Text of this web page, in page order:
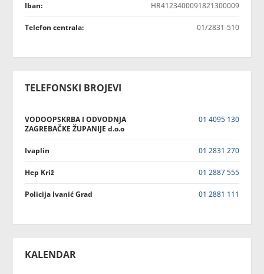
Iban: HR4123400091821300009
Telefon centrala: 01/2831-510
TELEFONSKI BROJEVI
VODOOPSKRBA I ODVODNJA
ZAGREBAČKE ŽUPANIJE d.o.o
01 4095 130
Ivaplin 01 2831 270
Hep Križ 01 2887 555
Policija Ivanić Grad 01 2881 111
KALENDAR